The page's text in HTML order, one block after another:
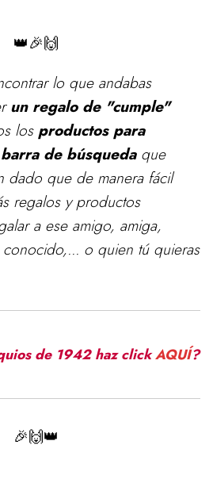
👑🎉🙌
lo que andabas
un regalo de "cumple"
los productos para
de búsquedaque
dado que de manera fácil
regalos y productos
a ese amigo, amiga,
o quien tú quieras
de 1942 haz clickAQUÍ?
🎉🙌👑